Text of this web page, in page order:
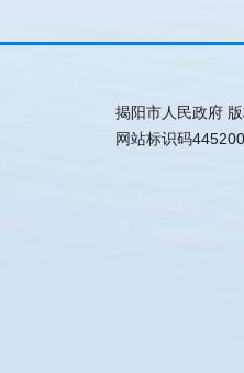
揭阳市人民政府
网站标识码